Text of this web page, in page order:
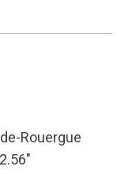
Rouergue